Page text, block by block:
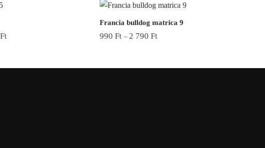
Ft
Francia bulldog matrica 9
990 Ft– 2 790 Ft
a